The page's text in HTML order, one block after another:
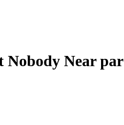
Nobody Near par